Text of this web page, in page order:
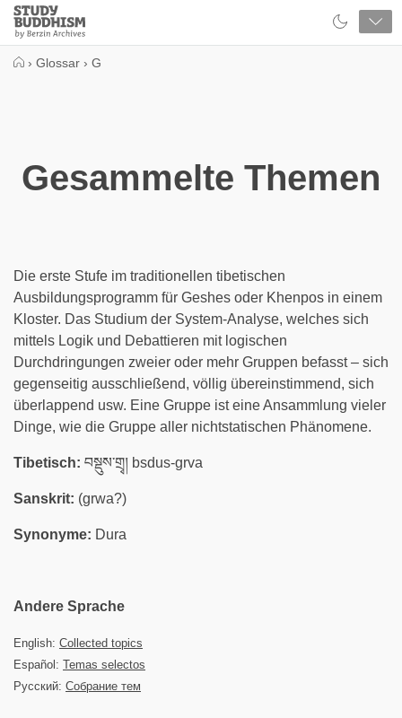
Close
Study
Buddhism
› Glossar › G
Gesammelte Themen
Die erste Stufe im traditionellen tibetischen
Ausbildungsprogramm für Geshes oder Khenpos in einem
Kloster. Das Studium der System-Analyse, welches sich
mittels Logik und Debattieren mit logischen
Durchdringungen zweier oder mehr Gruppen befasst – sich
gegenseitig ausschließend, völlig übereinstimmend, sich
überlappend usw. Eine Gruppe ist eine Ansammlung vieler
Dinge, wie die Gruppe aller nichtstatischen Phänomene.
Tibetisch: བསྡུས་གྲྭ། bsdus-grva
Sanskrit: (grwa?)
Synonyme: Dura
Andere Sprache
English: Collected topics
Español: Temas selectos
Русский: Собрание тем